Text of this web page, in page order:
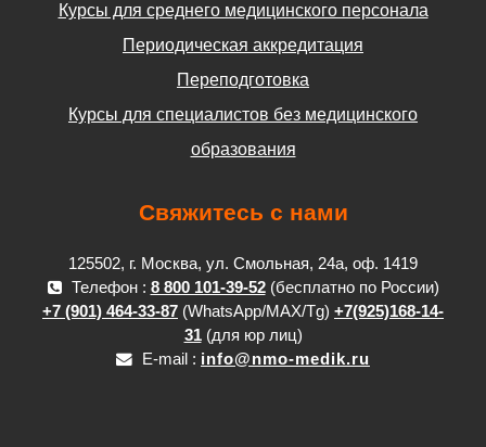
Курсы для среднего медицинского персонала
Периодическая аккредитация
Переподготовка
Курсы для специалистов без медицинского
образования
Свяжитесь с нами
125502, г. Москва, ул. Смольная, 24а, оф. 1419
Телефон : 8 800 101-39-52(бесплатно по России)
+7 (901) 464-33-87 (WhatsApp/MAX/Tg) +7(925)168-14-
31(для юр лиц)
E-mail : info@nmo-medik.ru